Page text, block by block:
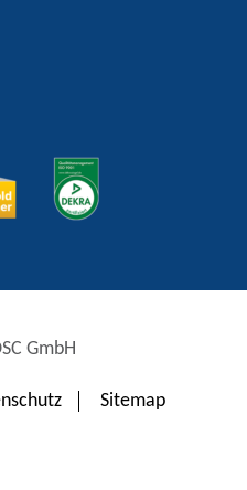
GmbH
Sitemap